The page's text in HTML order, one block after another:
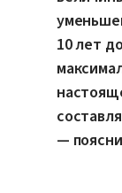
10 лет
—